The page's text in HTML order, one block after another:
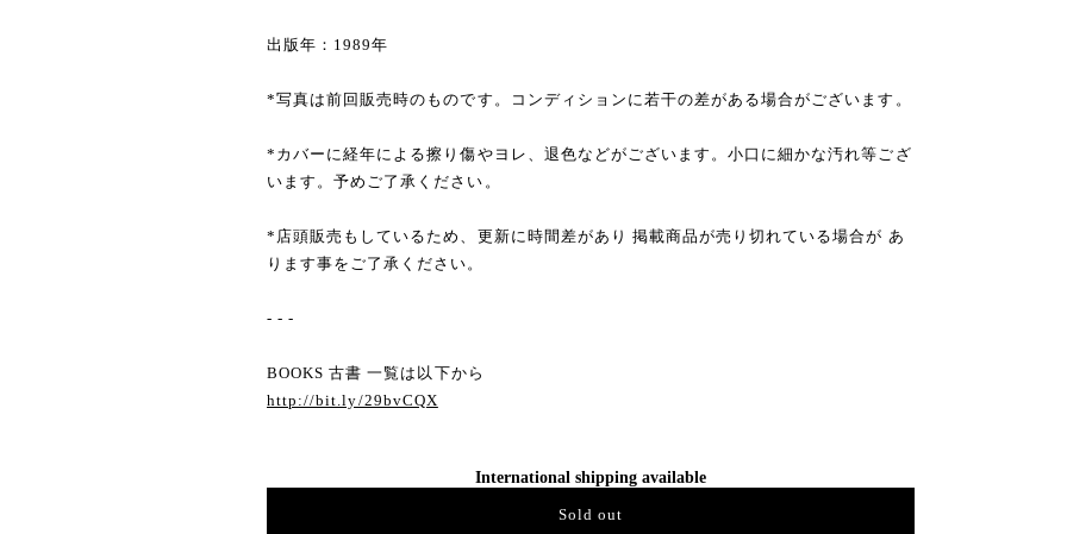
出版年：1989年
*写真は前回販売時のものです。コンディションに若干の差がある場合がございます。
*カバーに経年による擦り傷やヨレ、退色などがございます。小口に細かな汚れ等ござ
います。予めご了承ください。
*店頭販売もしているため、更新に時間差があり 掲載商品が売り切れている場合が あ
ります事をご了承ください。
- - -
BOOKS 古書 一覧は以下から
http://bit.ly/29bvCQX
International shipping available
Sold out